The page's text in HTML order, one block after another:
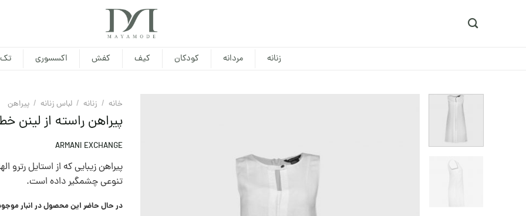
زنانه مردانه کودکان کیف کفش اکسسوری
خانه / زنانه / لباس زنانه / پيراهن
پیراهن راسته از لینن
ARMANI EXCHANGE
پیراهن زیبایی که از استایل
تنوعی چشمگير داده است.
در حال حاضر این محصول در انبار